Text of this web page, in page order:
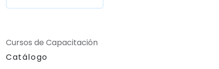
Cursos de Capacitación
Catálogo